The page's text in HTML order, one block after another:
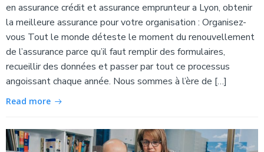
en assurance crédit et assurance emprunteur a Lyon, obtenir
la meilleure assurance pour votre organisation : Organisez-
vous Tout le monde déteste le moment du renouvellement
de l’assurance parce qu’il faut remplir des formulaires,
recueillir des données et passer par tout ce processus
angoissant chaque année. Nous sommes à l’ère de […]
Read more